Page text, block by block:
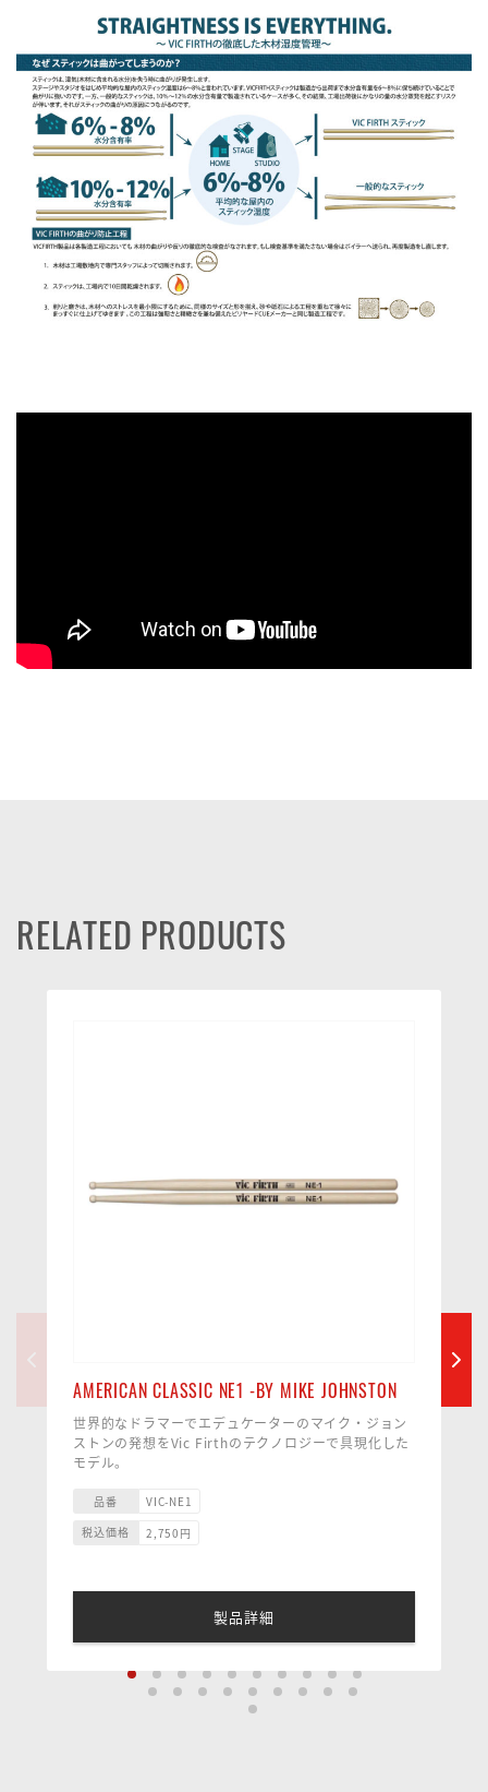
RELATED PRODUCTS
AMERICAN CLASSIC NE1 -BY MIKE JOHNSTON
世界的なドラマーでエデュケーターのマイク・ジョン
ストンの発想をVic Firthのテクノロジーで具現化した
モデル。
抜き)で上達するために開発した使い勝手のよいドラム
マイクはVicFirth社に現在ストックしてあるほぼすべ
それはまさにドラマーがあらゆるスタイルを超えて、
オールマイティ―に使用することができるドラムステ
-----------------------------------------------------------------
■チップ：バレル／ウッド
■テーパー：ロング
品番
VIC-NE1
税込価格
2,750 円
製品詳細